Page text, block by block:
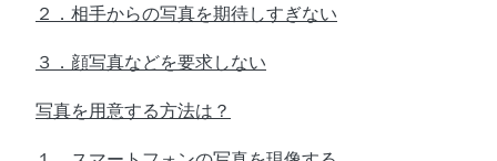
２．相手からの写真を期待しすぎない
３．顔写真などを要求しない
写真を用意する方法は？